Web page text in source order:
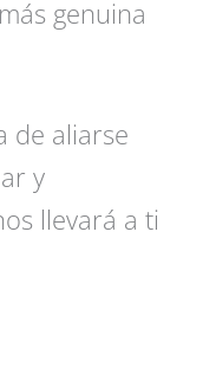
genuina
de aliarse
y
llevará a ti